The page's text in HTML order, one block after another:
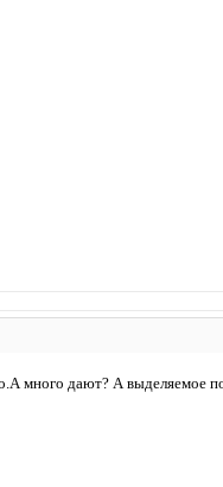
много дают? А выделяемое